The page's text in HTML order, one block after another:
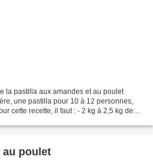
la pastilla aux amandes et au poulet
une pastilla pour 10 à 12 personnes,
cette recette, il faut : - 2 kg à 2,5 kg de
au poulet